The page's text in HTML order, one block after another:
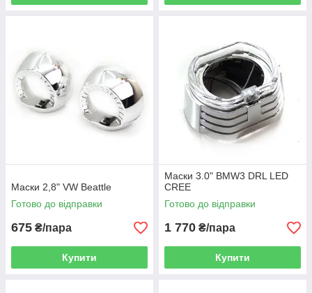
Маски 2,8" VW Beattle
Готово до відправки
675 ₴/пара
Купити
Маски 3.0" BMW3 DRL LED
CREE
Готово до відправки
1 770 ₴/пара
Купити